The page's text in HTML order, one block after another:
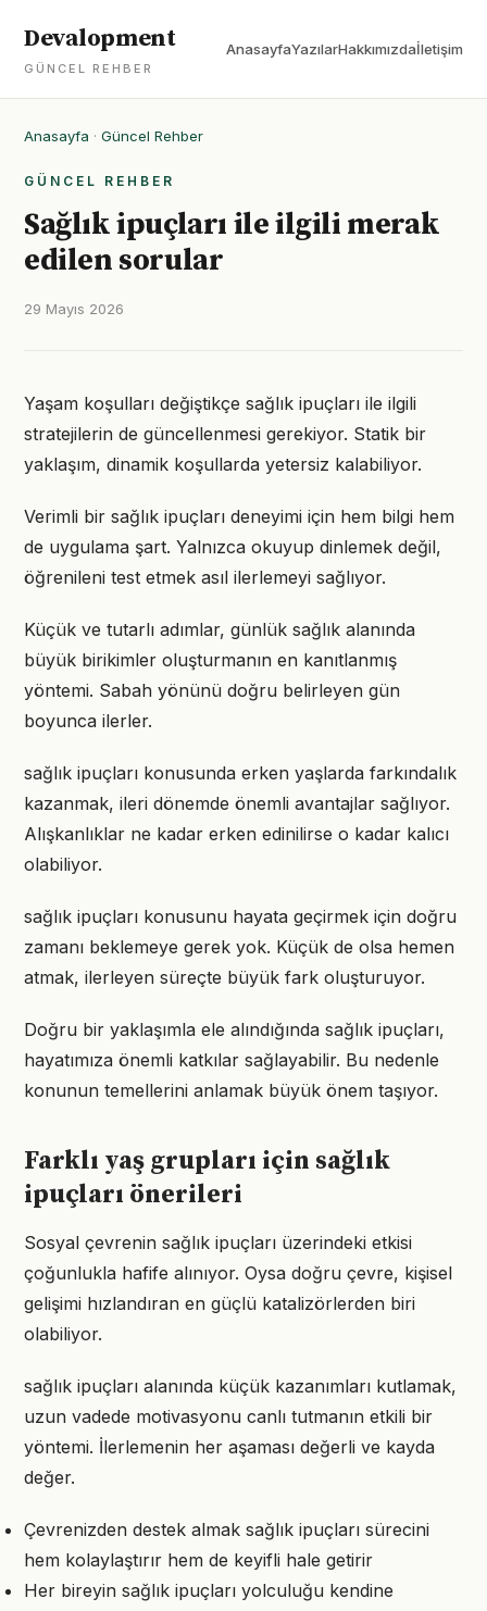
Devalopment
GÜNCEL REHBER
AnasayfaYazılarHakkımızdaİletişim
Anasayfa · Güncel Rehber
GÜNCEL REHBER
Sağlık ipuçları ile ilgili merak
edilen sorular
29 Mayıs 2026
Yaşam koşulları değiştikçe sağlık ipuçları ile ilgili
stratejilerin de güncellenmesi gerekiyor. Statik bir
yaklaşım, dinamik koşullarda yetersiz kalabiliyor.
Verimli bir sağlık ipuçları deneyimi için hem bilgi hem
de uygulama şart. Yalnızca okuyup dinlemek değil,
öğrenileni test etmek asıl ilerlemeyi sağlıyor.
Küçük ve tutarlı adımlar, günlük sağlık alanında
büyük birikimler oluşturmanın en kanıtlanmış
yöntemi. Sabah yönünü doğru belirleyen gün
boyunca ilerler.
sağlık ipuçları konusunda erken yaşlarda farkındalık
kazanmak, ileri dönemde önemli avantajlar sağlıyor.
Alışkanlıklar ne kadar erken edinilirse o kadar kalıcı
olabiliyor.
sağlık ipuçları konusunu hayata geçirmek için doğru
zamanı beklemeye gerek yok. Küçük de olsa hemen
atmak, ilerleyen süreçte büyük fark oluşturuyor.
Doğru bir yaklaşımla ele alındığında sağlık ipuçları,
hayatımıza önemli katkılar sağlayabilir. Bu nedenle
konunun temellerini anlamak büyük önem taşıyor.
Farklı yaş grupları için sağlık
ipuçları önerileri
Sosyal çevrenin sağlık ipuçları üzerindeki etkisi
çoğunlukla hafife alınıyor. Oysa doğru çevre, kişisel
gelişimi hızlandıran en güçlü katalizörlerden biri
olabiliyor.
sağlık ipuçları alanında küçük kazanımları kutlamak,
uzun vadede motivasyonu canlı tutmanın etkili bir
yöntemi. İlerlemenin her aşaması değerli ve kayda
değer.
Çevrenizden destek almak sağlık ipuçları sürecini
hem kolaylaştırır hem de keyifli hale getirir
Her bireyin sağlık ipuçları yolculuğu kendine